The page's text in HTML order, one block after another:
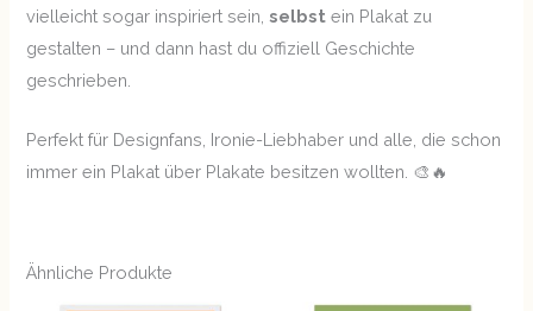
vielleicht sogar inspiriert sein,selbst ein Plakat zu
gestalten – und dann hast du offiziell Geschichte
geschrieben.
Perfekt für Designfans, Ironie-Liebhaber und alle, die schon
immer ein Plakat über Plakate besitzen wollten. 🎨🔥
Ähnliche Produkte